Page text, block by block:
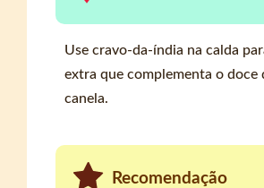
Use cravo-da-índia na calda
extra que complementa o doce
canela.
Recomendação